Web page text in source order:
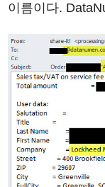
이름이다.